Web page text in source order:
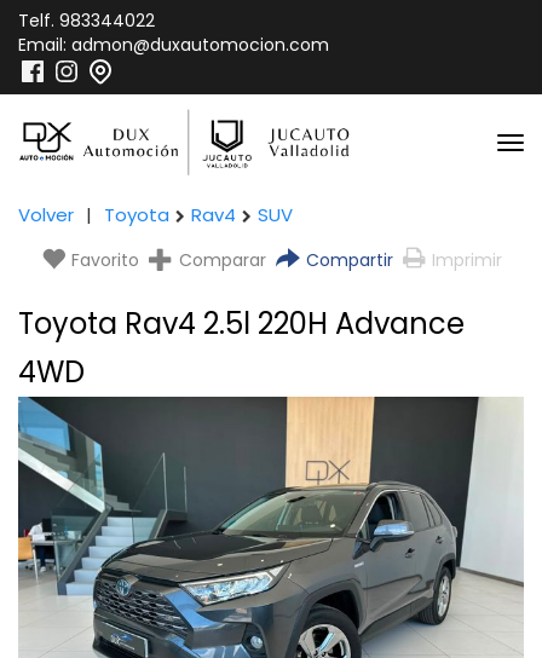
Telf. 983344022
Email: admon@duxautomocion.com
Volver | Toyota Rav4 SUV
Favorito Comparar Compartir Imprimir
Toyota Rav4 2.5l 220H Advance
4WD